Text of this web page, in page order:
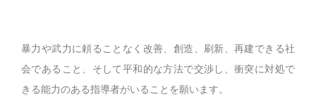
暴力や武力に頼ることなく改善、創造、刷新、再建できる社
会であること、そして平和的な方法で交渉し、衝突に対処で
きる能力のある指導者がいることを願います。